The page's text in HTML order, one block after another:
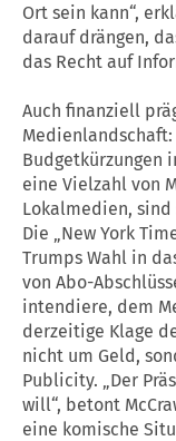
Ort sein kann“,
darauf drängen,
das Recht auf
Auch finanziell
Budgetkürzungen
eine Vielzahl von
Lokalmedien, sind
Die „New York
Trumps Wahl in
von Abo-
intendiere, dem
derzeitige Klage
nicht um Geld,
Publicity. „Der
will“, betont
eine komische